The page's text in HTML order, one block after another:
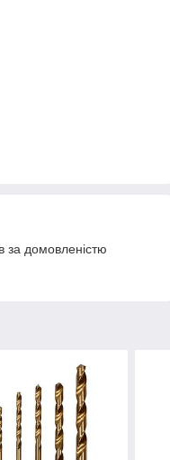
за домовленістю